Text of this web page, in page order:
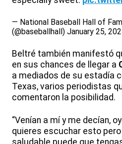
— National Baseball Hall of
(@baseballhall) January 25,
Beltré también manifestó
en sus chances de llegar a
a mediados de su estadía
Texas, varios periodistas
comentaron la posibilidad.
“Venían a mí y me decían,
quieres escuchar esto